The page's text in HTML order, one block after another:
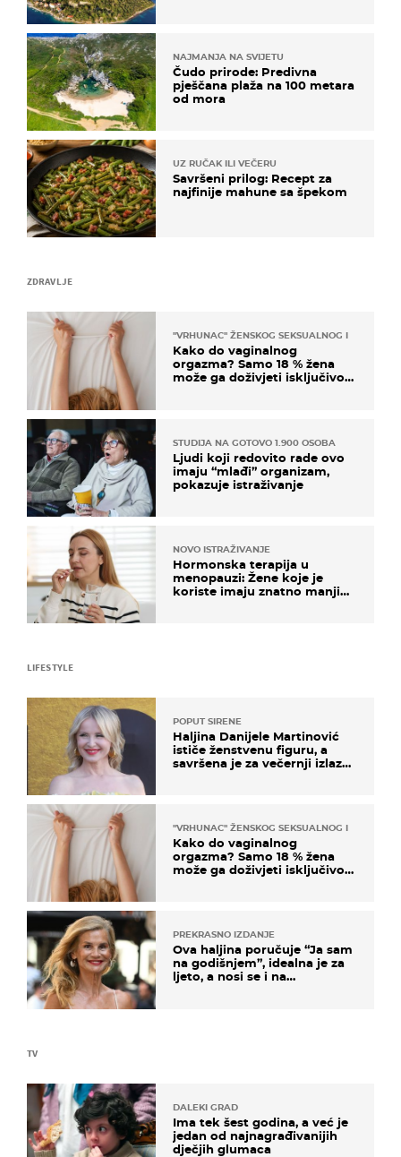
ZDRAVLJE
"VRHUNAC" ŽENSKOG SEKSUALNOG ISKUSTVA
Kako do vaginalnog
orgazma? Samo 18 % žena
može ga doživjeti isključivo
STUDIJA NA GOTOVO 1.900 OSOBA
Ljudi koji redovito rade ovo
imaju “mlađi” organizam,
pokazuje istraživanje
NOVO ISTRAŽIVANJE
Hormonska terapija u
menopauzi: Žene koje je
koriste imaju znatno manji
TV
DALEKI GRAD
Ima tek šest godina, a već je
jedan od najnagrađivanijih
dječjih glumaca
NAJMANJA NA SVIJETU
Čudo prirode: Predivna
pješčana plaža na 100 metara
od mora
UZ RUČAK ILI VEČERU
Savršeni prilog: Recept za
najfinije mahune sa špekom
LIFESTYLE
POPUT SIRENE
Haljina Danijele Martinović
ističe ženstvenu figuru, a
savršena je za večernji izlazak
"VRHUNAC" ŽENSKOG SEKSUALNOG ISKUSTVA
Kako do vaginalnog
orgazma? Samo 18 % žena
može ga doživjeti isključivo
PREKRASNO IZDANJE
Ova haljina poručuje “Ja sam
na godišnjem”, idealna je za
ljeto, a nosi se i na